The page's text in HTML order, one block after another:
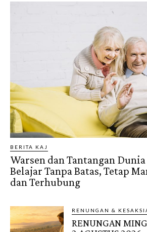
BERITA KAJ
Warsen dan Tantangan
Belajar Tanpa Batas, Tetap
dan Terhubung
RENUNGAN &
RENUNGAN